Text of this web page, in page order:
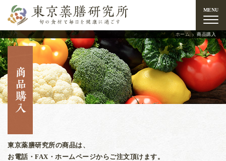
MENU
東京薬膳研究所 旬の
ホーム 商品購入
東京薬膳研究所の商品は、
お電話・FAX・ホームページからご注文頂けます。